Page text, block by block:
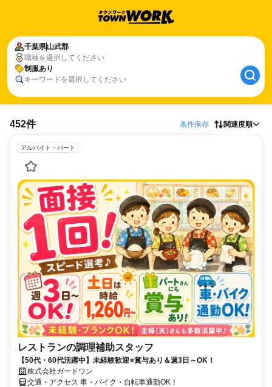
千葉県山武郡
職種を選択してください
制服あり
キーワードを選択してください
452件 条件保存 関連度順
アルバイト・パート
レストランの調理補助スタッフ
【50代・60代活躍中】未経験歓迎⭐賞与あり＆週3日～OK！
株式会社ガードワン
交通・アクセス 車・バイク・自転車通勤OK！